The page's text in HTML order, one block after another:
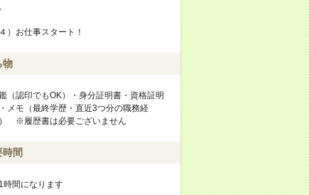
４）お仕事スタート！
物
（認印でもOK）・身分証明書・資格証明
メモ（最終学歴・直近3つ分の職務経
※履歴書は必要ございません
時間
時間になります